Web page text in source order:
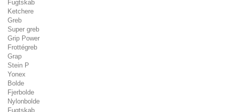
Fugtskab
Ketchere
Greb
Super greb
Grip Power
Frottégreb
Grap
Stein P
Yonex
Bolde
Fjerbolde
Nylonbolde
Fugtskab